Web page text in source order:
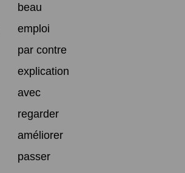
beau
emploi
par contre
explication
avec
regarder
améliorer
passer